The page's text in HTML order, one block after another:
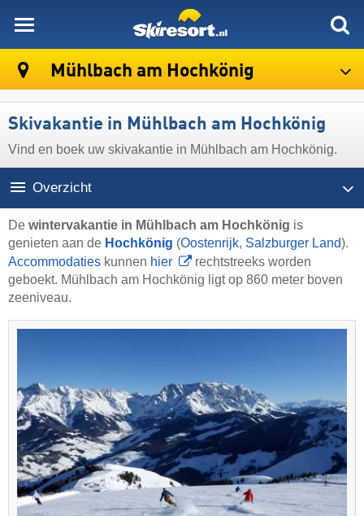
Mühlbach am Hochkönig
Skivakantie in Mühlbach am Hochkönig
Vind en boek uw skivakantie in Mühlbach am Hochkönig.
Overzicht
De wintervakantie in Mühlbach am Hochkönig is
genieten aan de Hochkönig (Oostenrijk, Salzburger Land).
Accommodaties kunnen hier
rechtstreeks worden
geboekt. Mühlbach am Hochkönig ligt op 860 meter boven
zeeniveau.